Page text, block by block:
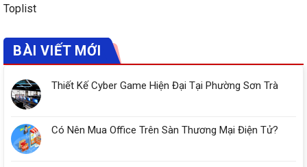
Toplist
BÀI VIẾT MỚI
Thiết Kế Cyber Game Hiện Đại Tại Phường Sơn Trà
Có Nên Mua Office Trên Sàn Thương Mại Điện Tử?